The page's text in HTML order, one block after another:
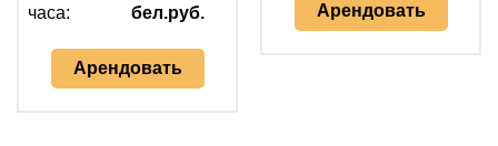
часа:
бел.руб.
Арендовать
Арендовать